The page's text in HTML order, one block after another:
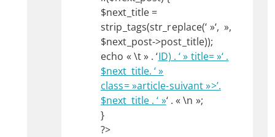
$next_title =
strip_tags(str_replace(‘ »‘, »,
$next_post->post_title));
echo « \t » . ‘ID) . ‘ » title= »‘ .
$next_title. ‘ »
class= »article-suivant »>’.
$next_title . ‘ »‘ . « \n »;
}
?>